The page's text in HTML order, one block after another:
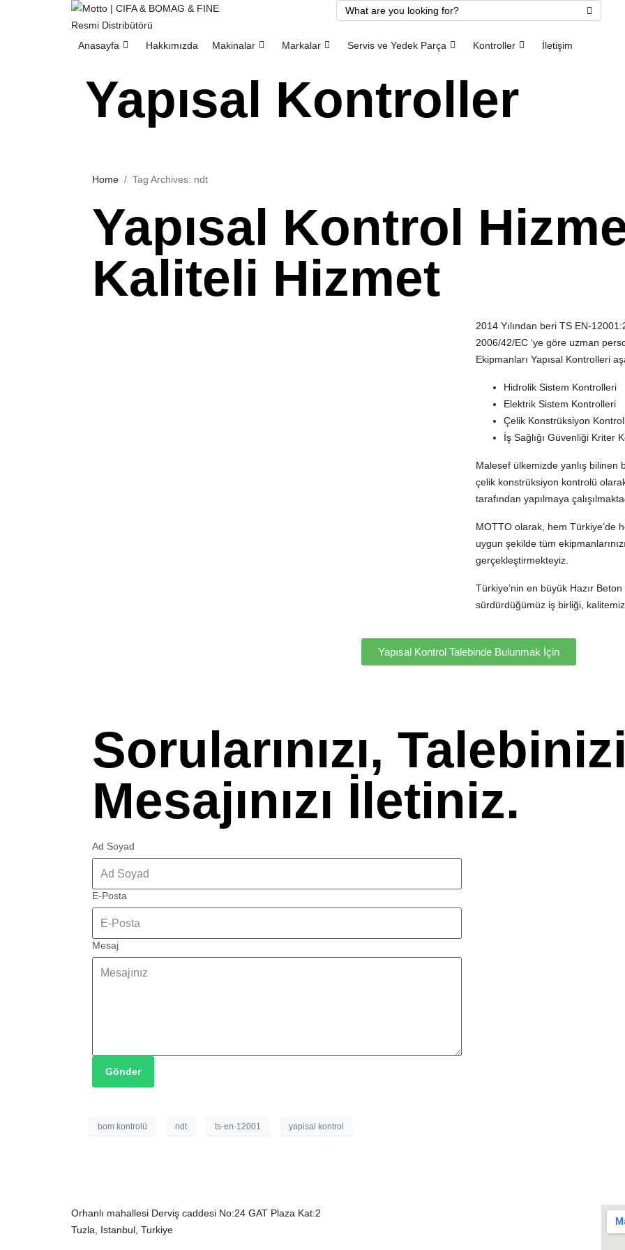
Anasayfa Hakkımızda Makinalar Markalar Servis ve Yedek Parça Kontroller İletişim
Yapısal Kontroller
Home Tag Archives: ndt
Yapısal Kontrol
Kaliteli Hizmet
2014 Yılından beri TS EN-
2006/42/EC ‘ye göre uzman
Ekipmanları Yapısal Kontrolleri
Hidrolik Sistem Kontrolleri
Elektrik Sistem Kontrolleri
Çelik Konstrüksiyon
İş Sağlığı Güvenliği Kriter
Malesef ülkemizde yanlış bilinen
çelik konstrüksiyon kontrolü
tarafından yapılmaya
MOTTO olarak, hem Türkiye’de
uygun şekilde tüm
gerçekleştirmekteyiz.
Türkiye’nin en büyük Hazır
sürdürdüğümüz iş birliği,
Yapısal Kontrol Talebinde Bulunmak İçin
Sorularınızı,
Mesajınızı İletiniz.
Ad Soyad
E-Posta
Mesaj
Gönder
bom kontrolü ndt ts-en-12001 yapisal kontrol
Orhanlı mahallesi Derviş caddesi No:24 GAT Plaza Kat:2
Tuzla, Istanbul, Turkiye